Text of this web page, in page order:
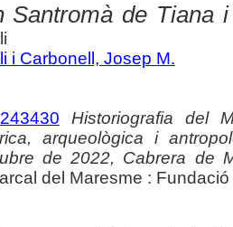
Santromà de Tiana
i Carbonell, Josep M.
243430
Historiografia del
arqueològica i
de 2022, Cabrera de
del Maresme :